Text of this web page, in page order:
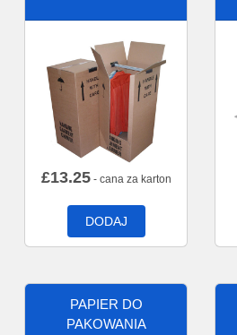
£13.25- cana za karton
DODAJ
PAPIER DO
PAKOWANIA